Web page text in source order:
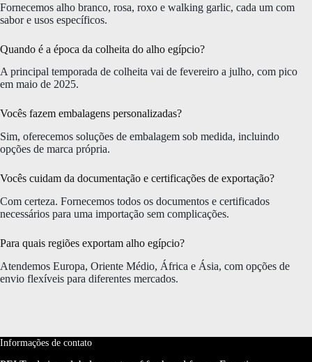
Fornecemos alho branco, rosa, roxo e walking garlic, cada um com
sabor e usos específicos.
Quando é a época da colheita do alho egípcio?
A principal temporada de colheita vai de fevereiro a julho, com pico
em maio de 2025.
Vocês fazem embalagens personalizadas?
Sim, oferecemos soluções de embalagem sob medida, incluindo
opções de marca própria.
Vocês cuidam da documentação e certificações de exportação?
Com certeza. Fornecemos todos os documentos e certificados
necessários para uma importação sem complicações.
Para quais regiões exportam alho egípcio?
Atendemos Europa, Oriente Médio, África e Ásia, com opções de
envio flexíveis para diferentes mercados.
Informações de contato